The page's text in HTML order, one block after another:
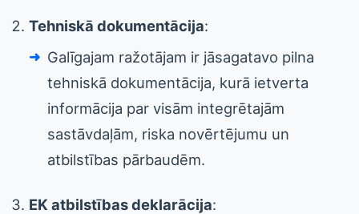
Tehniskā dokumentācija:
Galīgajam ražotājam ir jāsagatavo pilna
tehniskā dokumentācija, kurā ietverta
informācija par visām integrētajām
sastāvdaļām, riska novērtējumu un
atbilstības pārbaudēm.
EK atbilstības deklarācija: